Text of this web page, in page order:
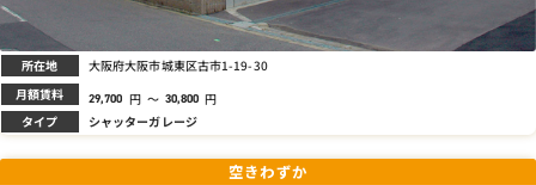
所在地 大阪府大阪市城東区古市1-19-30
月額賃料 29,700 円 ～ 30,800 円
タイプ シャッターガレージ
空きわずか